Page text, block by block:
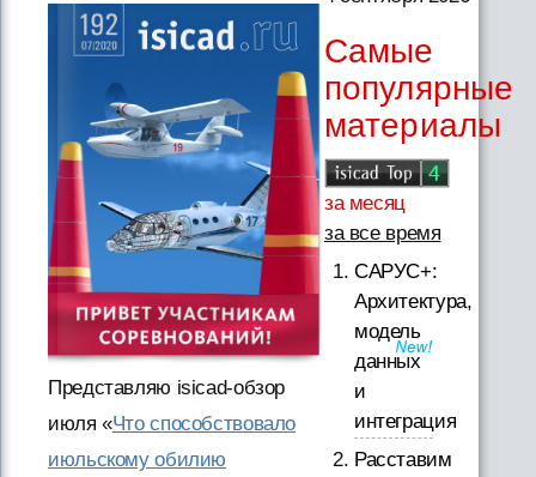
Представляю isicad-обзор
июля «Что способствовало
июльскому обилию
Самые
популярные
материалы
за месяц
за все время
САРУС+:
Архитектура,
модель
данных
и
интеграция
Расставим